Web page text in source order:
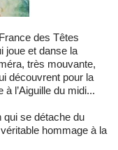
joue et danse la
très mouvante,
découvrent pour la
l’Aiguille du midi...
qui se détache du
hommage à la